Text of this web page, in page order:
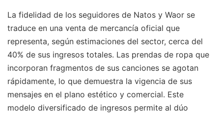
La fidelidad de los seguidores de Natos y Waor se
traduce en una venta de mercancía oficial que
representa, según estimaciones del sector, cerca del
40% de sus ingresos totales. Las prendas de ropa que
incorporan fragmentos de sus canciones se agotan
rápidamente, lo que demuestra la vigencia de sus
mensajes en el plano estético y comercial. Este
modelo diversificado de ingresos permite al dúo